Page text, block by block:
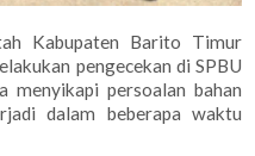
Kabupaten Barito Timur
pengecekan di SPBU
menyikapi persoalan bahan
dalam beberapa waktu